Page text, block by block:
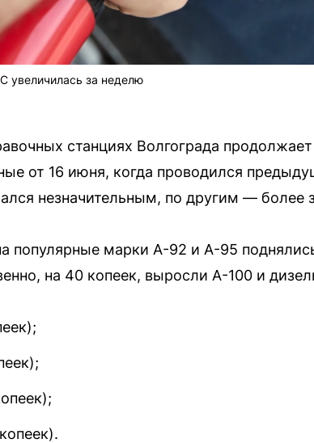
увеличилась за неделю
станциях Волгограда
от 16 июня, когда проводился
незначительным, по другим — более
популярные марки А-92 и А-95
на 40 копеек, выросли А-100 и